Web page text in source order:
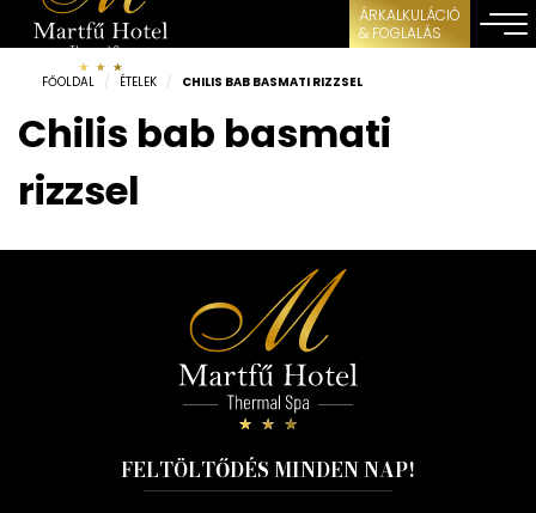
ÁRKALKULÁCIÓ
& FOGLALÁS
FŐOLDAL / ÉTELEK / CHILIS BAB BASMATI RIZZSEL
Chilis bab basmati
rizzsel
FELTÖLTŐDÉS MINDEN NAP!